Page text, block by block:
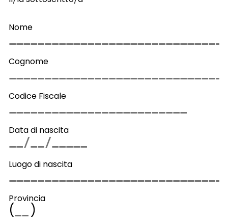
Nome
Cognome
Codice Fiscale
Data di nascita
Luogo di nascita
Provincia
( )